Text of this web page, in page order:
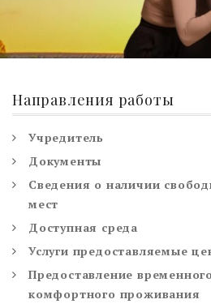
Направления работы
Учредитель
Документы
Сведения о наличии
мест
Доступная среда
Услуги предоставляемые
Предоставление временного
комфортного проживания